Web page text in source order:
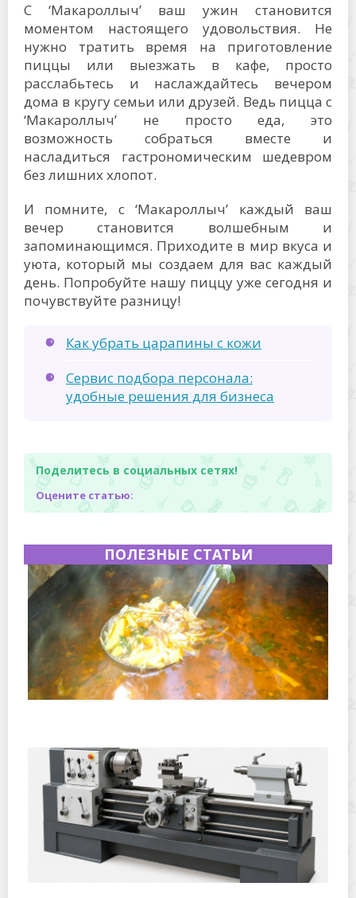
С ‘Макароллыч’ ваш ужин становится
моментом настоящего удовольствия. Не
нужно тратить время на приготовление
пиццы или выезжать в кафе, просто
расслабьтесь и наслаждайтесь вечером
дома в кругу семьи или друзей. Ведь пицца с
‘Макароллыч’ не просто еда, это
возможность собраться вместе и
насладиться гастрономическим шедевром
без лишних хлопот.
И помните, с ‘Макароллыч’ каждый ваш
вечер становится волшебным и
запоминающимся. Приходите в мир вкуса и
уюта, который мы создаем для вас каждый
день. Попробуйте нашу пиццу уже сегодня и
почувствуйте разницу!
Как убрать царапины с кожи
Сервис подбора персонала:
удобные решения для бизнеса
Поделитесь в социальных сетях!
Оцените статью:
ПОЛЕЗНЫЕ СТАТЬИ